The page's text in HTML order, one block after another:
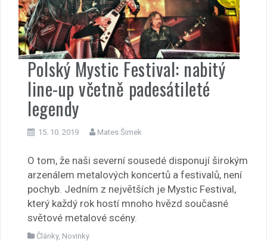
Polský Mystic Festival: nabitý
line-up včetně padesátileté
legendy
15. 10. 2019 Mates Šimek
O tom, že naši severní sousedé disponují širokým
arzenálem metalových koncertů a festivalů, není
pochyb. Jedním z největších je Mystic Festival,
který každý rok hostí mnoho hvězd současné
světové metalové scény.
Články, Novinky